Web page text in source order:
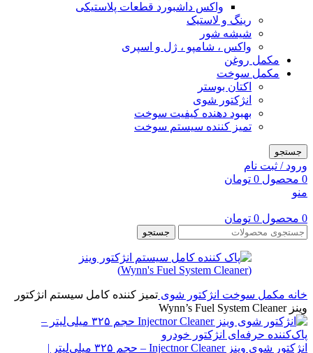
واکس داشبورد قطعات پلاستیکی
رینگ و لاستیک
شیشه شور
واکس ، شامپو ، ژل و اسپری
مکمل روغن
مکمل سوخت
اکتان بوستر
انژکتور شوی
بهبود دهنده کیفیت سوخت
تمیز کننده سیستم سوخت
جستجو
ورود / ثبت نام
0 محصول 0 تومان
منو
0 محصول 0 تومان
جستجو
خانه مکمل سوخت انژکتور شوی تمیز کننده کامل سيستم انژکتور
وینز Wynn’s Fuel System Cleaner
انژکتور شوی وینز Injectnor Cleaner – حجم ۳۲۵ میلی‌لیتر |